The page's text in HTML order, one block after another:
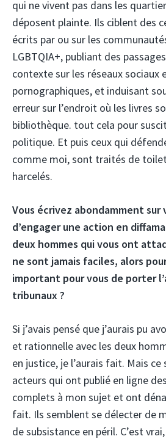
qui ne vivent pas dans les
déposent plainte. Ils ciblent des
écrits par ou sur les
LGBTQIA+, publiant des
contexte sur les réseaux sociaux
pornographiques, et induisant
erreur sur l’endroit où les livres
bibliothèque. tout cela pour
politique. Et puis ceux qui
comme moi, sont traités de
harcelés.
Vous écrivez abondamment sur
d’engager une action en
deux hommes qui vous ont
ne sont jamais faciles, alors
important pour vous de porter
tribunaux ?
Si j’avais pensé que j’aurais pu
et rationnelle avec les deux
en justice, je l’aurais fait. Mais
acteurs qui ont publié en ligne
complets à mon sujet et ont
fait. Ils semblent se délecter de
de subsistance en péril. C’est